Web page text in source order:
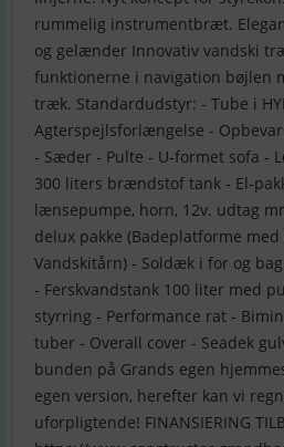
rummelig instrumentbræt.
og gelænder Innovativ vandski
funktionerne i navigation bøjlen
træk. Standardudstyr: - Tube i
Agterspejlsforlængelse -
- Sæder - Pulte - U-formet sofa -
300 liters brændstof tank - El-
lænsepumpe, horn, 12v. udtag
delux pakke (Badeplatforme
Vandskitårn) - Soldæk i for og
- Ferskvandstank 100 liter med
styrring - Performance rat -
tuber - Overall cover - Seadek
bunden på Grands egen
egen version, herefter kan vi
uforpligtende! FINANSIERING